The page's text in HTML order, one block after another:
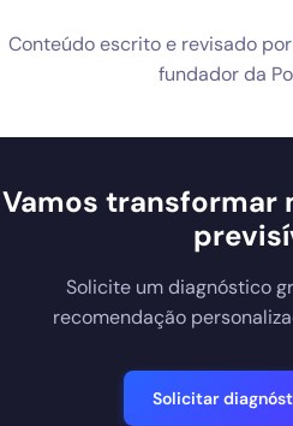
Conteúdo escrito e revisado por
fundador da
Vamos transformar
Solicite um diagnóstico
recomendação
Solicitar